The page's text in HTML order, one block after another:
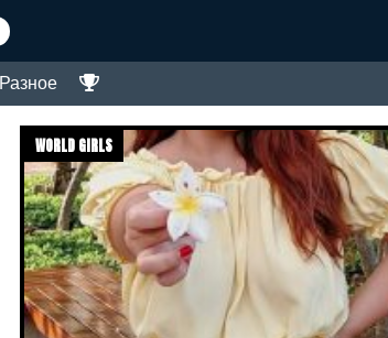
Разное
WORLD GIRLS